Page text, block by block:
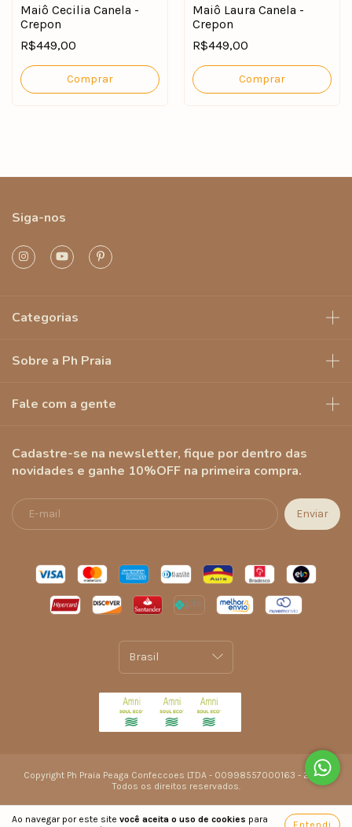
Ao navegar por este site você aceita o uso de cookies para
Entendi
Maiô Cecilia Canela -
Crepon
R$449,00
Comprar
Maiô Laura Canela -
Crepon
R$449,00
Comprar
Siga-nos
Categorias
Sobre a Ph Praia
Fale com a gente
Cadastre-se na newsletter, fique por dentro das
novidades e ganhe 10%OFF na primeira compra.
Copyright Ph Praia Peaga Confeccoes LTDA - 00998557000163 - 2026.
Todos os direitos reservados.